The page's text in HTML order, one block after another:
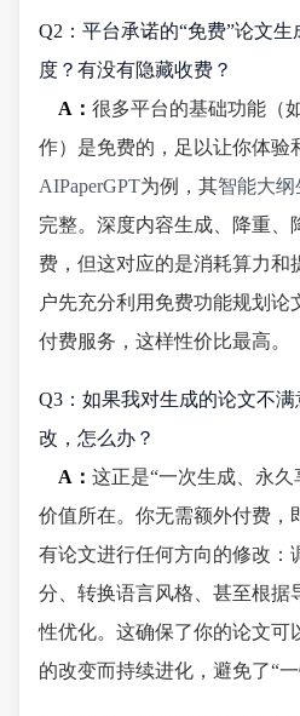
Q2：平台承诺的“免费”论文
度？有没有隐藏收费？
A： 很多平台的基础功能（
作）是免费的，足以让你体验
AIPaperGPT为例，其智能大纲
完整。深度内容生成、降重、
费，但这对应的是消耗算力和
户先充分利用免费功能规划论
付费服务，这样性价比最高。
Q3：如果我对生成的论文不
改，怎么办？
A： 这正是“一次生成、永久
价值所在。你无需额外付费，
有论文进行任何方向的修改：
分、转换语言风格、甚至根据
性优化。这确保了你的论文可
的改变而持续进化，避免了“一